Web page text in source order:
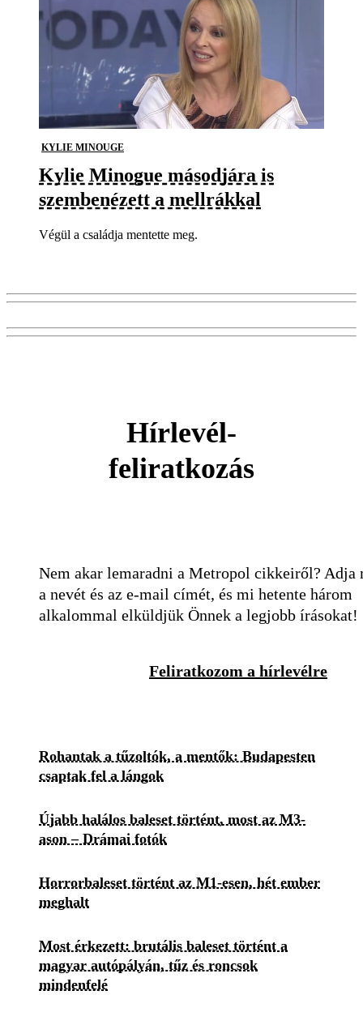
KYLIE MINOUGE
Kylie Minogue másodjára is
szembenézett a mellrákkal
Végül a családja mentette meg.
Hírlevél-
feliratkozás
Nem akar lemaradni a Metropol cikkeiről? Adja
a nevét és az e-mail címét, és mi hetente három
alkalommal elküldjük Önnek a legjobb írásokat!
Feliratkozom a hírlevélre
Rohantak a tűzoltók, a mentők: Budapesten
csaptak fel a lángok
Újabb halálos baleset történt, most az M3-
ason – Drámai fotók
Horrorbaleset történt az M1-esen, hét ember
meghalt
Most érkezett: brutális baleset történt a
magyar autópályán, tűz és roncsok
mindenfelé